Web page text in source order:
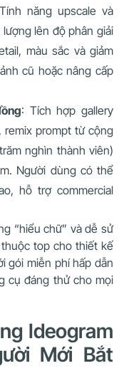
năng upscale và
lên độ phân giải
màu sắc và giảm
cũ hoặc nâng cấp
: Tích hợp gallery
remix prompt từ cộng
nghìn thành viên)
Người dùng có thể
hỗ trợ commercial
“hiểu chữ” và dễ sử
top cho thiết kế
gói miễn phí hấp dẫn
cụ đáng thử cho mọi
Ideogram
Mới Bắt